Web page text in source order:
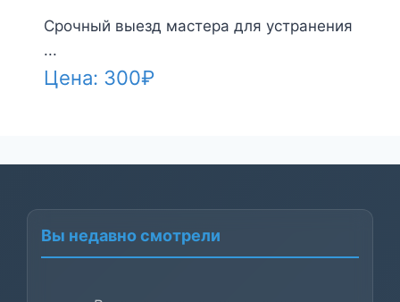
Срочный выезд мастера для устранения
...
Цена: 300₽
Вы недавно смотрели